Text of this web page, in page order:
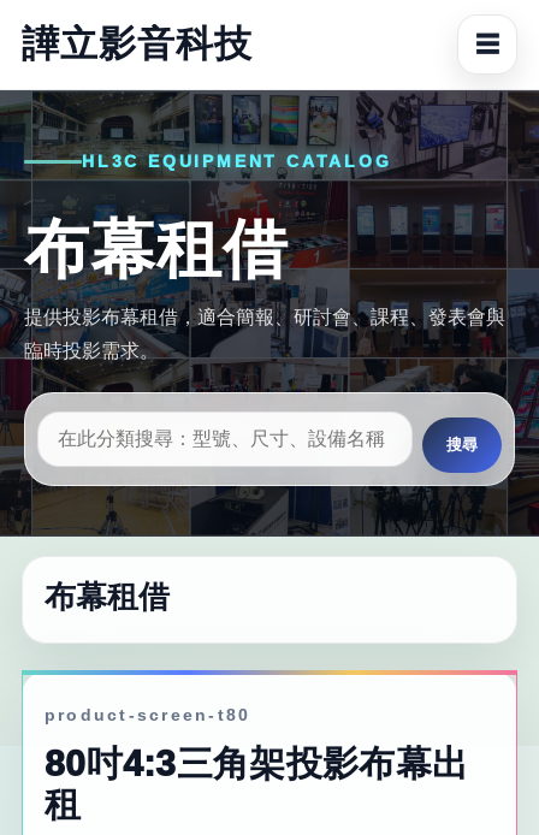
譁立影音科技 ☰
HL3C EQUIPMENT CATALOG
布幕租借
提供投影布幕租借，適合簡報、研討會、課程、發表會與
臨時投影需求。
搜尋
布幕租借
product-screen-t80
80吋4:3三角架投影布幕出
租